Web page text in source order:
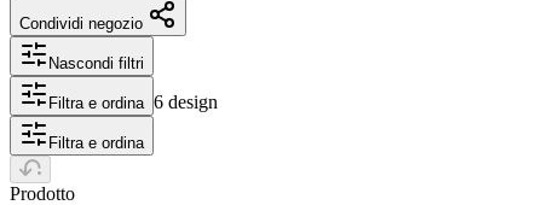
Condividi negozio
Nascondi filtri
Filtra e ordina 6 design
Filtra e ordina
Prodotto